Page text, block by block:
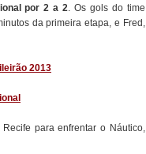
por 2 a 2. Os gols do time
da primeira etapa, e Fred,
2013
para enfrentar o Náutico,